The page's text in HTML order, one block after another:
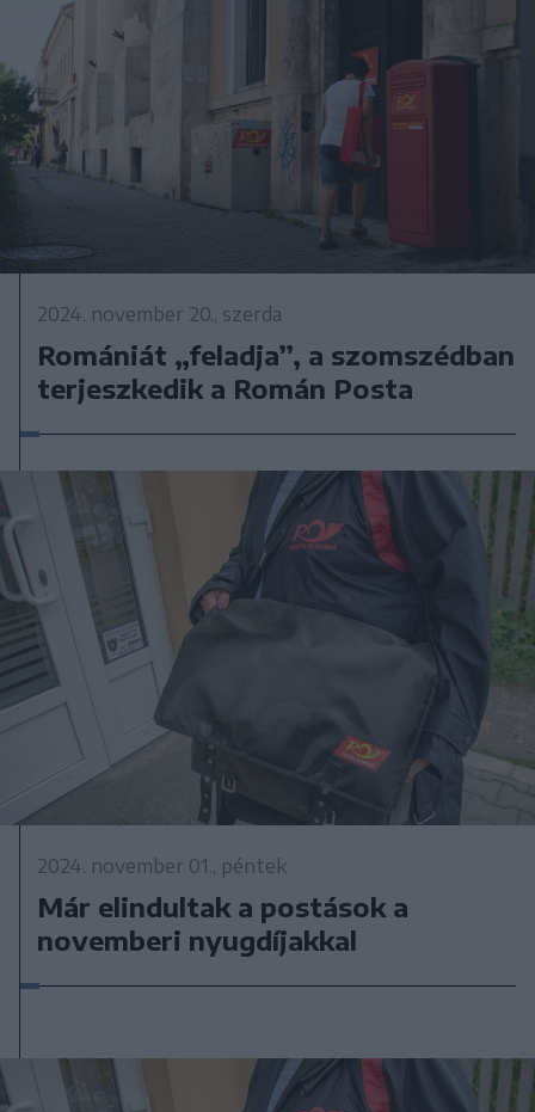
2024. november 20., szerda
Romániát „feladja”, a szomszédban
terjeszkedik a Román Posta
2024. november 01., péntek
Már elindultak a postások a
novemberi nyugdíjakkal